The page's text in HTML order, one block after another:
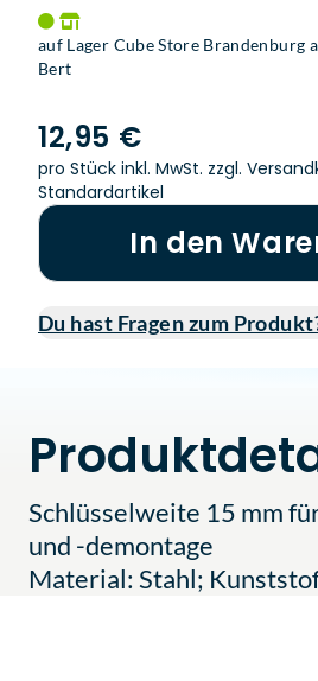
auf Lager Cube Store Brandenburg
Bert
12,95 €
pro Stück inkl. MwSt. zzgl.
Standardartikel
In den
Du hast Fragen zum
Schlüsselweite 15 mm
und -demontage
Material: Stahl;